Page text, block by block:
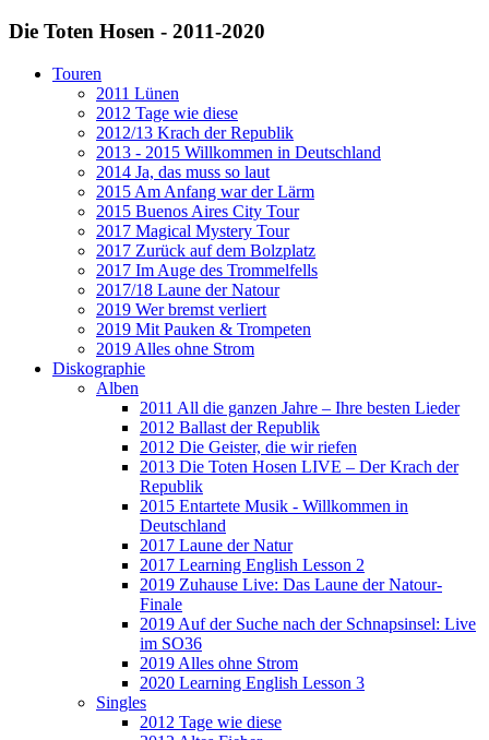
Die Toten Hosen - 2011-2020
Touren
2011 Lünen
2012 Tage wie diese
2012/13 Krach der Republik
2013 - 2015 Willkommen in Deutschland
2014 Ja, das muss so laut
2015 Am Anfang war der Lärm
2015 Buenos Aires City Tour
2017 Magical Mystery Tour
2017 Zurück auf dem Bolzplatz
2017 Im Auge des Trommelfells
2017/18 Laune der Natour
2019 Wer bremst verliert
2019 Mit Pauken & Trompeten
2019 Alles ohne Strom
Diskographie
Alben
2011 All die ganzen Jahre – Ihre besten Lieder
2012 Ballast der Republik
2012 Die Geister, die wir riefen
2013 Die Toten Hosen LIVE – Der Krach der
Republik
2015 Entartete Musik - Willkommen in
Deutschland
2017 Laune der Natur
2017 Learning English Lesson 2
2019 Zuhause Live: Das Laune der Natour-
Finale
2019 Auf der Suche nach der Schnapsinsel: Live
im SO36
2019 Alles ohne Strom
2020 Learning English Lesson 3
Singles
2012 Tage wie diese